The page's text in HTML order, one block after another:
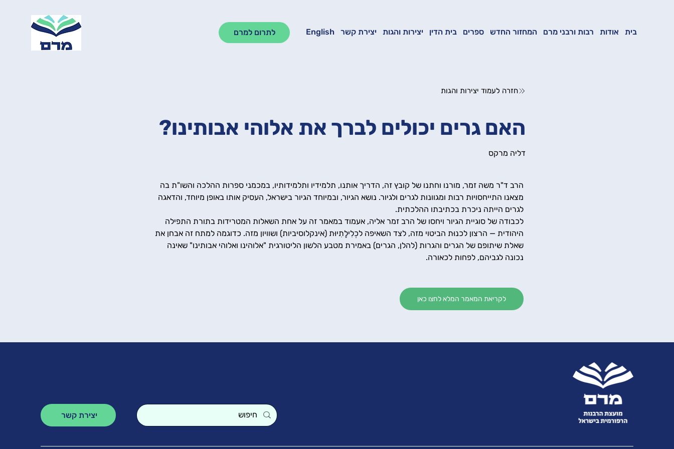
לתרום למרם בית אודות רבות ורבני מרם המחזור החדש ספרים בית הדין יצירות והגות יצירת קשר English
חזרה לעמוד יצירות והגות
האם גרים יכולים לברך את אלוהי אבותינו?
דליה מרקס
הרב ד"ר משה זמר, מורנו וחתנו של קובץ זה, הדריך אותנו, תלמידיו ותלמידותיו, במכמני ספרות ההלכה והשו"ת בה
מצאנו התייחסויות רבות ומגוונות לגרים ולגיור. נושא הגיור, ובמיוחד הגיור בישראל, העסיק אותו באופן מיוחד, והדאגה
לגרים הייתה ניכרת בכתיבתו ההלכתית.
לכבודה של סוגיית הגיור ויחסו של הרב זמר אליה, אעמוד במאמר זה על אחת השאלות המטרידות בתורת התפילה
היהודית — הרצון לכנוּת הביטוי מזה, לצד השאיפה לכְלִילָתִיוּת (אינקלוסיביות) ושוויון מזה. כדוגמה למתח זה אבחן את
שאלת שיתופם של הגרים והגרות (להלן, הגרים) באמירת מטבע הלשון הליטורגית "אלוהינו ואלוהי אבותינו" שאינה
נכונה לגביהם, לפחות לכאורה.
לקריאת המאמר המלא לחצו כאן
יצירת קשר